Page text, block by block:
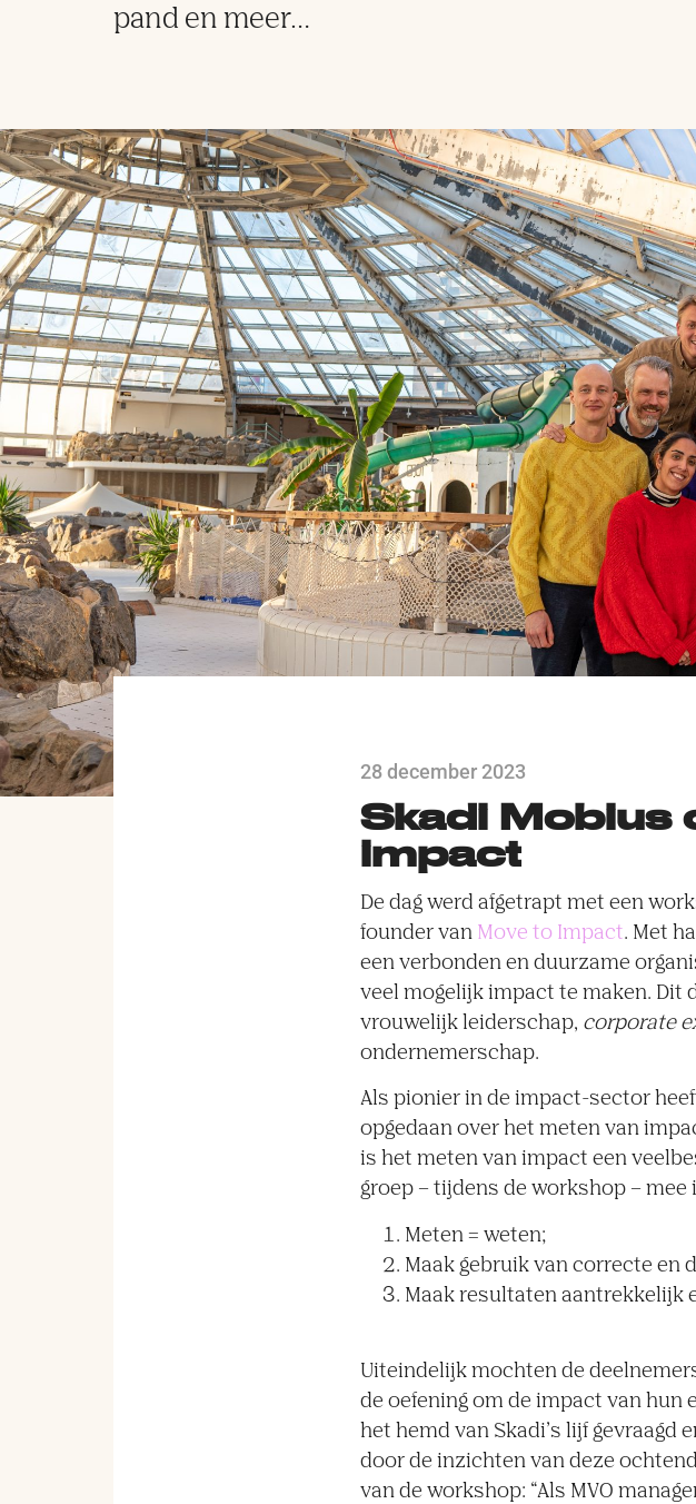
pand en meer…
28 december 2023
Skadi Mobius
impact
De dag werd afgetrapt met een
founder van Move to Impact. Met
een verbonden en duurzame
veel mogelijk impact te maken. Dit
vrouwelijk leiderschap, corporate
ondernemerschap.
Als pionier in de impact-sector
opgedaan over het meten van
is het meten van impact een
groep – tijdens de workshop –
Meten = weten;
Maak gebruik van correcte en
Maak resultaten aantrekkelijk
Uiteindelijk mochten de
de oefening om de impact van hun
het hemd van Skadi’s lijf gevraagd
door de inzichten van deze
van de workshop: “Als MVO